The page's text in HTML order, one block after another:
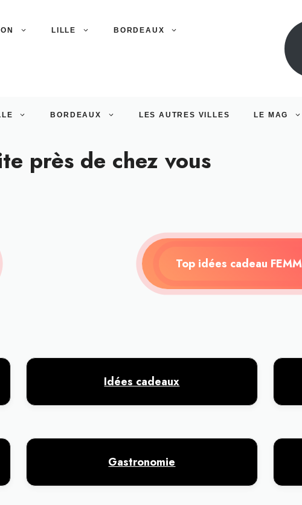
LILLE BORDEAUX
BORDEAUX LES AUTRES VILLES LE MAG
près de chez vous
Top idées cadeau
Idées cadeaux
Gastronomie